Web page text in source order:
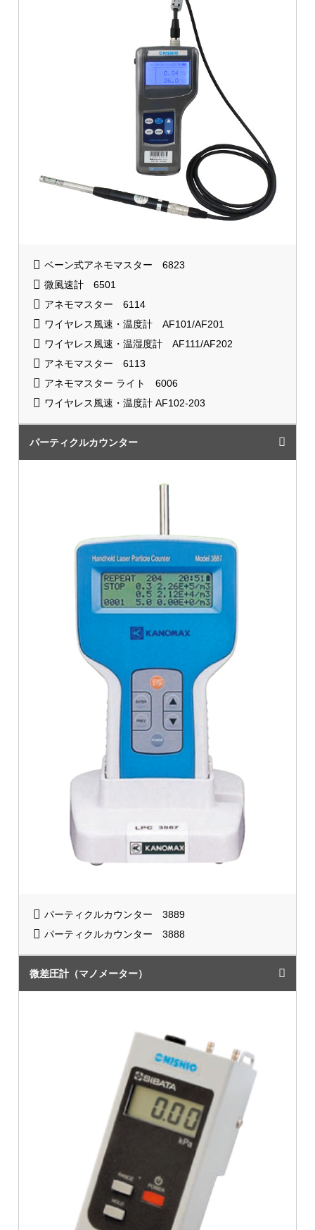
ベーン式アネモマスター 6823
微風速計 6501
アネモマスター 6114
ワイヤレス風速・温度計 AF101/AF201
ワイヤレス風速・温湿度計 AF111/AF202
アネモマスター 6113
アネモマスター ライト 6006
ワイヤレス風速・温度計 AF102-203
パーティクルカウンター
パーティクルカウンター 3889
パーティクルカウンター 3888
微差圧計（マノメーター）